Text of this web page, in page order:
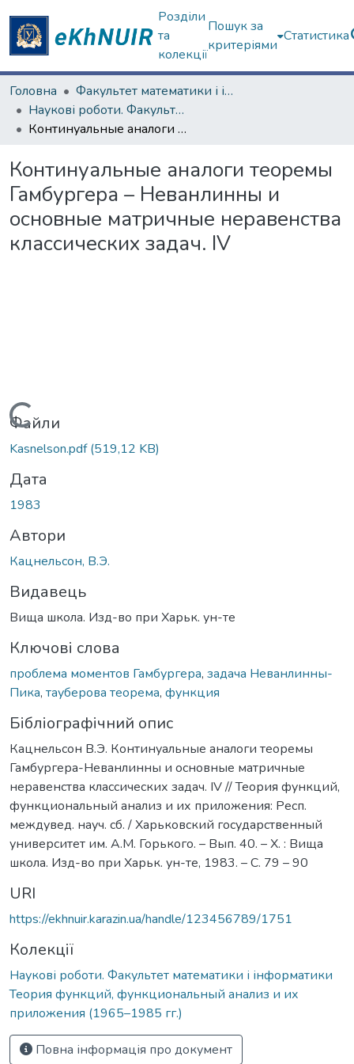
Розділи
та
колекції
Пошук за
критеріями
Статистика
Головна
Факультет математики і інформатики
Наукові роботи. Факультет математики і інформатики
Континуальные аналоги теоремы Гамбургера – Неванлинны и основные матричные неравенства классических задач. IV
Континуальные аналоги теоремы
Гамбургера – Неванлинны и
основные матричные неравенства
классических задач. IV
Вантажиться...
Файли
Kasnelson.pdf(519,12 KB)
Дата
1983
Автори
Кацнельсон, В.Э.
Видавець
Вища школа. Изд-во при Харьк. ун-те
Ключові слова
проблема моментов Гамбургера, задача Неванлинны-
Пика, тауберова теорема, функция
Бібліографічний опис
Кацнельсон В.Э. Континуальные аналоги теоремы
Гамбургера-Неванлинны и основные матричные
неравенства классических задач. IV // Теория функций,
функциональный анализ и их приложения: Респ.
междувед. науч. сб. / Харьковский государственный
университет им. А.М. Горького. – Вып. 40. – Х. : Вища
школа. Изд-во при Харьк. ун-те, 1983. – С. 79 – 90
URI
https://ekhnuir.karazin.ua/handle/123456789/1751
Колекції
Наукові роботи. Факультет математики і інформатики
Теория функций, функциональный анализ и их
приложения (1965–1985 гг.)
Повна інформація про документ